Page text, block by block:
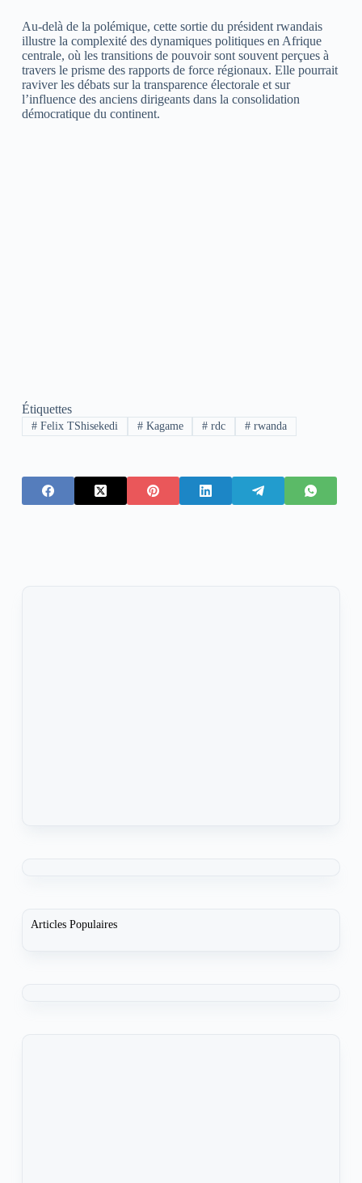
Au-delà de la polémique, cette sortie du président rwandais
illustre la complexité des dynamiques politiques en Afrique
centrale, où les transitions de pouvoir sont souvent perçues à
travers le prisme des rapports de force régionaux. Elle pourrait
raviver les débats sur la transparence électorale et sur
l’influence des anciens dirigeants dans la consolidation
démocratique du continent.
Étiquettes
#Felix TShisekedi #Kagame # rdc # rwanda
Articles Populaires